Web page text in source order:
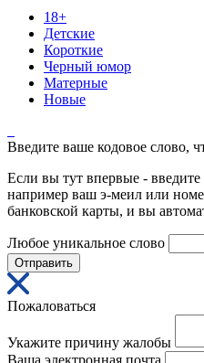
18+
Детские
Короткие
Черный юмор
Матерные
Новые
Введите ваше кодовое слово,
Если вы тут впервые -
например ваш э-меил или
банковской карты, и вы
Любое уникальное слово
Отправить
Пожаловаться
Укажите причину жалобы
Ваша электронная почта